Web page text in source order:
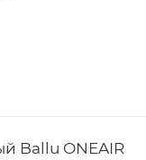
Ballu ONEAIR